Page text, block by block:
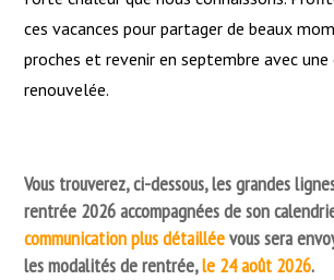
ces vacances pour partager de beaux
proches et revenir en septembre avec une
renouvelée.
Vous trouverez, ci-dessous, les grandes
rentrée 2026 accompagnées de son
communication plus détailléevous sera
les modalités de rentrée,le 24 août 2026.